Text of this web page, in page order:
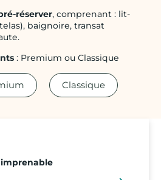
réserver, comprenant : lit-
baignoire, transat
: Premium ou Classique
Classique